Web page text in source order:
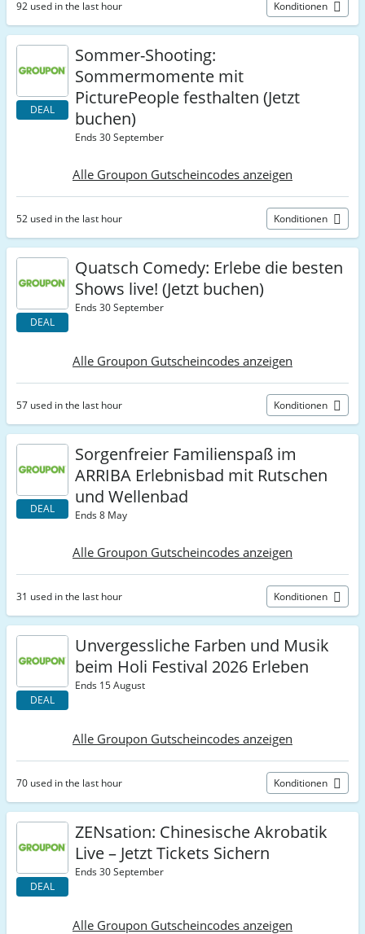
92 used in the last hour Konditionen
DEAL
Sommer-Shooting:
Sommermomente mit
PicturePeople festhalten (Jetzt
buchen)
Ends 30 September
Alle Groupon Gutscheincodes anzeigen
52 used in the last hour Konditionen
DEAL
Quatsch Comedy: Erlebe die besten
Shows live! (Jetzt buchen)
Ends 30 September
Alle Groupon Gutscheincodes anzeigen
57 used in the last hour Konditionen
DEAL
Sorgenfreier Familienspaß im
ARRIBA Erlebnisbad mit Rutschen
und Wellenbad
Ends 8 May
Alle Groupon Gutscheincodes anzeigen
31 used in the last hour Konditionen
DEAL
Unvergessliche Farben und Musik
beim Holi Festival 2026 Erleben
Ends 15 August
Alle Groupon Gutscheincodes anzeigen
70 used in the last hour Konditionen
DEAL
ZENsation: Chinesische Akrobatik
Live – Jetzt Tickets Sichern
Ends 30 September
Alle Groupon Gutscheincodes anzeigen